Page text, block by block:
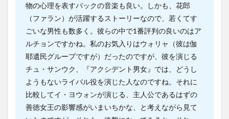
物の心理を表すバックの音楽も良い。しかも、花郎
（ファラン）が活躍するストーリーなので、若くてす
ごいな男性も数多く。彼らの中で1番評判の良いのはア
ルチョンですかね。私のお気入りはウォリャ（彼は伽
耶遺民グループですが）だったのですが、彼を演じる
チュ・サンウク、『アクシデント男女』では、どうし
ようもないライバル役を演じた人なのですね。それに
比較してイ・ヨウォンが演じる、主人公であるはずの
善徳女王の影響感がいまいちかな、と考えながら見て